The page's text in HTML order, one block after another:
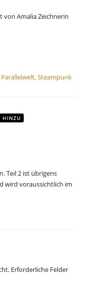
von Amalia Zeichnerin
Parallelwelt,Steampunk
HINZU
Teil 2 ist übrigens
wird voraussichtlich im
Erforderliche Felder